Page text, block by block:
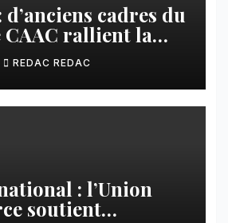
cadres du
CAAC rallient la
pour la
du Congo
REDAC REDAC
: l’Union
soutient